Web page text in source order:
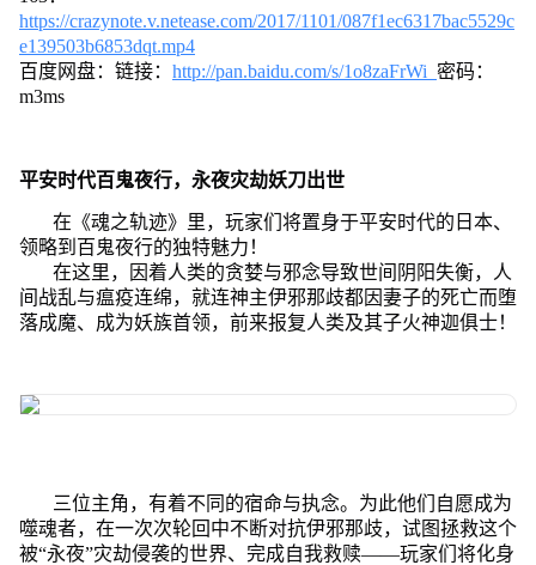
https://crazynote.v.netease.com/2017/1101/087f1ec6317bac5529c
e139503b6853dqt.mp4
百度网盘：链接： http://pan.baidu.com/s/1o8zaFrWi 密码：
m3ms
平安时代百鬼夜行，永夜灾劫妖刀出世
在《魂之轨迹》里，玩家们将置身于平安时代的日本、
领略到百鬼夜行的独特魅力！
在这里，因着人类的贪婪与邪念导致世间阴阳失衡，人
间战乱与瘟疫连绵，就连神主伊邪那歧都因妻子的死亡而堕
落成魔、成为妖族首领，前来报复人类及其子火神迦俱士！
三位主角，有着不同的宿命与执念。为此他们自愿成为
噬魂者，在一次次轮回中不断对抗伊邪那歧，试图拯救这个
被“永夜”灾劫侵袭的世界、完成自我救赎——玩家们将化身